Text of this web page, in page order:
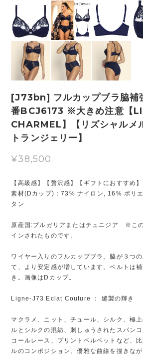
[J73bn] フルカップブラ脇補
番BCJ6173 ※大きめ注意【
CHARMEL】【リズシャルメ
トランジェリー】
¥38,500
【高級感】【贅沢感】【ギフトにおすすめ
素材(Dカップ)：73% ナイロン, 16% ポリ
タン
原産国:ブルガリアまたはチュニジア ※こ
インされたものです。
ワイヤー入りのフルカップブラ。脇が３つ
て、より安定感が増しています。ベルトは
き。画像はDカップ。
Ligne-J73 Eclat Couture ： 縫製の輝き
マクラメ、ニット、チュール、シルク、極
ルとシルクの混紡、刺しゅうされたスパン
コールレース、プリントベルベットなど、
ルのコンポジション。優雅な曲線を描きな